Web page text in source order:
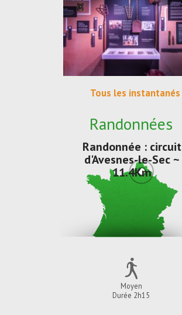
Tous les instantanés
Randonnées
Randonnée : circuit
d'Avesnes-le-Sec ~
11.4Km
Moyen
Durée 2h15